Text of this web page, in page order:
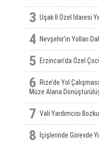
3 Uşak İl Özel İdaresi
4 Nevşehir’in Yolları
5 Erzincan’da Özel
6
Rize’de Yol
Müze Alana
7 Vali Yardımcısı
8 İçişlerinde Görevde